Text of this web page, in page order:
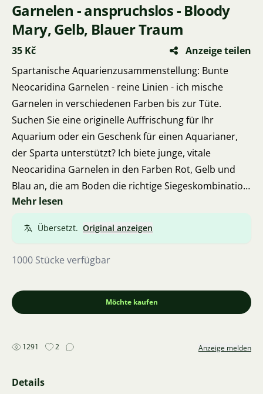
Garnelen - anspruchslos - Bloody
Mary, Gelb, Blauer Traum
35 Kč
Anzeige teilen
Spartanische Aquarienzusammenstellung: Bunte
Neocaridina Garnelen - reine Linien - ich mische
Garnelen in verschiedenen Farben bis zur Tüte.
Suchen Sie eine originelle Auffrischung für Ihr
Aquarium oder ein Geschenk für einen Aquarianer,
der Sparta unterstützt? Ich biete junge, vitale
Neocaridina Garnelen in den Farben Rot, Gelb und
Blau an, die am Boden die richtige Siegeskombination
bilden.
Neocaridina Garnelen sind ideal für jeden, der Leben
sind unermüdliche Helfer, die:
von Futterresten und feinen Algen.
Anspruchslos sind: Sie gedeihen hervorragend in
Pflege, weshalb sie auch für Anfänger geeignet sind.
auffälligen Farben sind sie in den grünen Pflanzen
Mehr lesen
Übersetzt. Original anzeigen
1000 Stücke verfügbar
Möchte kaufen
1291 2 Anzeige melden
Details